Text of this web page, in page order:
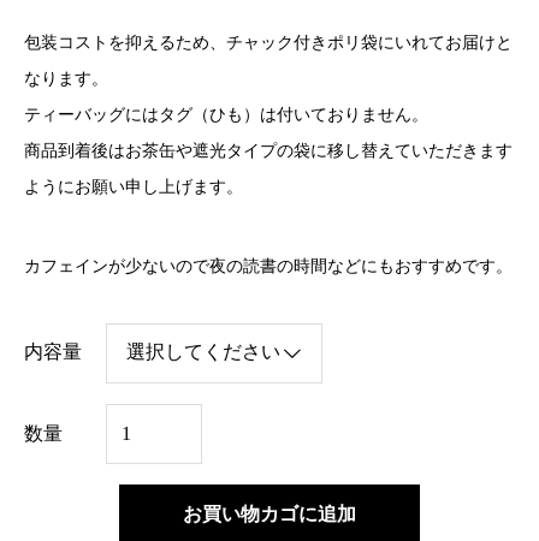
包装コストを抑えるため、チャック付きポリ袋にいれてお届けと
なります。
ティーバッグにはタグ（ひも）は付いておりません。
商品到着後はお茶缶や遮光タイプの袋に移し替えていただきます
ようにお願い申し上げます。
カフェインが少ないので夜の読書の時間などにもおすすめです。
内容量
数量
業
お買い物カゴに追加